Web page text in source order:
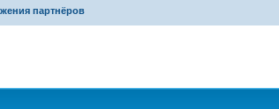
партнёров